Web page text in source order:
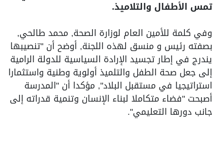
تمس الأطفال والتلاميذ.
وفي كلمة للأمين العام لوزارة الصحة, محمد طالحي,
بصفته رئيس و منسق لهذه اللجنة, أوضح أن "تنصيبها
يندرج في إطار تجسيد الإرادة السياسية للدولة الرامية
إلى جعل صحة الطفل والتلميذ أولوية وطنية واستثمارا
استراتيجيا في مستقبل البلاد", مؤكدا أن "المدرسة
أصبحت "فضاء متكاملا لبناء الإنسان وتنمية قدراته إلى
جانب دورها التعليمي".